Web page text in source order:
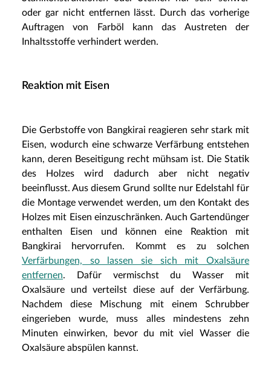
oder gar nicht entfernen lässt. Durch das vorherige
Auftragen von Farböl kann das Austreten der
Inhaltsstoffe verhindert werden.
Reaktion mit Eisen
Die Gerbstoffe von Bangkirai reagieren sehr stark mit
Eisen, wodurch eine schwarze Verfärbung entstehen
kann, deren Beseitigung recht mühsam ist. Die Statik
des Holzes wird dadurch aber nicht negativ
beeinflusst. Aus diesem Grund sollte nur Edelstahl für
die Montage verwendet werden, um den Kontakt des
Holzes mit Eisen einzuschränken. Auch Gartendünger
enthalten Eisen und können eine Reaktion mit
Bangkirai hervorrufen. Kommt es zu solchen
Verfärbungen, so lassen sie sich mit Oxalsäure
entfernen. Dafür vermischst du Wasser mit
Oxalsäure und verteilst diese auf der Verfärbung.
Nachdem diese Mischung mit einem Schrubber
eingerieben wurde, muss alles mindestens zehn
Minuten einwirken, bevor du mit viel Wasser die
Oxalsäure abspülen kannst.